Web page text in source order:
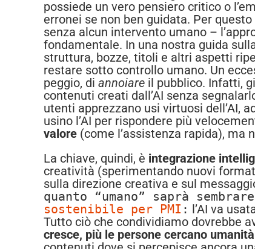
possiede un vero pensiero critico o
erronei se non ben guidata. Per
senza alcun intervento umano –
fondamentale. In una nostra guida
struttura, bozze, titoli e altri aspetti
restare sotto controllo umano. Un
peggio, di annoiare il pubblico. Infatti,
contenuti creati dall’AI senza
utenti apprezzano usi virtuosi dell’AI,
usino l’AI per rispondere più
valore (come l’assistenza rapida),
La chiave, quindi, è integrazione
creatività (sperimentando nuovi
sulla direzione creativa e sul
quanto “umano” saprà
sostenibile per PMI : l’AI va
Tutto ciò che condividiamo dovrebbe
cresce, più le persone cercano umanità